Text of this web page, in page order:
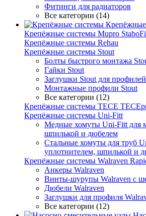
Фитинги для радиаторов
Все категории (14)
Крепёжные системы Mupro
Крепёжные системы Rehau
Крепёжные системы Stout
Болты быстрого монтажа
Гайки Stout
Заглушки Stout для
Монтажные профили Stout
Все категории (12)
Крепёжные системы TECE
Крепёжные системы Uni-Fitt
Медные хомуты Uni-Fitt для
шпилькой и дюбелем
Стальные хомуты для труб
уплотнителем, шпилькой и
Крепёжные системы Walraven
Анкеры Walraven
Винты-шурупы Walraven с
Дюбели Walraven
Заглушки для профиля
Все категории (12)